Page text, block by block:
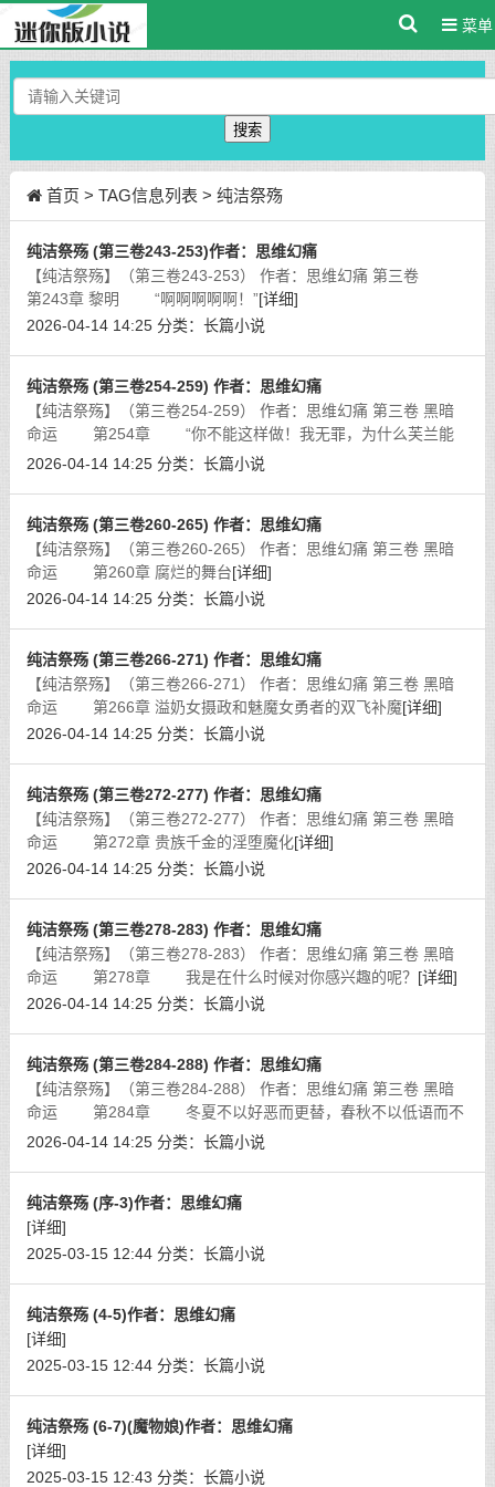
菜单
搜索
首页 > TAG信息列表 > 纯洁祭殇
纯洁祭殇 (第三卷243-253)作者：思维幻痛
【纯洁祭殇】（第三卷243-253） 作者：思维幻痛 第三卷
第243章 黎明 “啊啊啊啊啊！”[详细]
2026-04-14 14:25 分类： 长篇小说
纯洁祭殇 (第三卷254-259) 作者：思维幻痛
【纯洁祭殇】（第三卷254-259） 作者：思维幻痛 第三卷 黑暗
命运 第254章 “你不能这样做！我无罪，为什么芙兰能
当摄政，我在外孤身打拼，回来后力拼霍林斯，受尽折辱，这都
2026-04-14 14:25 分类： 长篇小说
纯洁祭殇 (第三卷260-265) 作者：思维幻痛
【纯洁祭殇】（第三卷260-265） 作者：思维幻痛 第三卷 黑暗
命运 第260章 腐烂的舞台[详细]
2026-04-14 14:25 分类： 长篇小说
纯洁祭殇 (第三卷266-271) 作者：思维幻痛
【纯洁祭殇】（第三卷266-271） 作者：思维幻痛 第三卷 黑暗
命运 第266章 溢奶女摄政和魅魔女勇者的双飞补魔[详细]
2026-04-14 14:25 分类： 长篇小说
纯洁祭殇 (第三卷272-277) 作者：思维幻痛
【纯洁祭殇】（第三卷272-277） 作者：思维幻痛 第三卷 黑暗
命运 第272章 贵族千金的淫堕魔化[详细]
2026-04-14 14:25 分类： 长篇小说
纯洁祭殇 (第三卷278-283) 作者：思维幻痛
【纯洁祭殇】（第三卷278-283） 作者：思维幻痛 第三卷 黑暗
命运 第278章 我是在什么时候对你感兴趣的呢？ [详细]
2026-04-14 14:25 分类： 长篇小说
纯洁祭殇 (第三卷284-288) 作者：思维幻痛
【纯洁祭殇】（第三卷284-288） 作者：思维幻痛 第三卷 黑暗
命运 第284章 冬夏不以好恶而更替，春秋不以低语而不
存。[详细]
2026-04-14 14:25 分类： 长篇小说
纯洁祭殇 (序-3)作者：思维幻痛
[详细]
2025-03-15 12:44 分类： 长篇小说
纯洁祭殇 (4-5)作者：思维幻痛
[详细]
2025-03-15 12:44 分类： 长篇小说
纯洁祭殇 (6-7)(魔物娘)作者：思维幻痛
[详细]
2025-03-15 12:43 分类： 长篇小说